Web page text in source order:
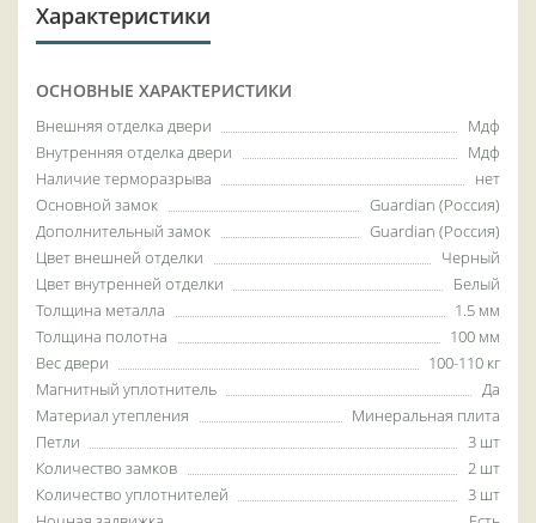
Характеристики
ОСНОВНЫЕ ХАРАКТЕРИСТИКИ
Внешняя отделка двери
Мдф
Внутренняя отделка двери
Мдф
Наличие терморазрыва
нет
Основной замок
Guardian (Россия)
Дополнительный замок
Guardian (Россия)
Цвет внешней отделки
Черный
Цвет внутренней отделки
Белый
Толщина металла
1.5 мм
Толщина полотна
100 мм
Вес двери
100-110 кг
Магнитный уплотнитель
Да
Материал утепления
Минеральная плита
Петли
3 шт
Количество замков
2 шт
Количество уплотнителей
3 шт